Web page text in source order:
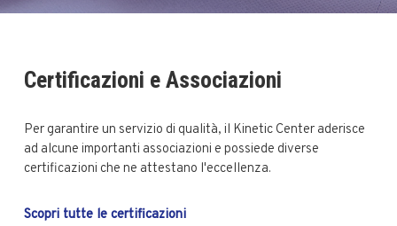
Certificazioni e Associazioni
Per garantire un servizio di qualità, il Kinetic Center aderisce
ad alcune importanti associazioni e possiede diverse
certificazioni che ne attestano l'eccellenza.
Scopri tutte le certificazioni